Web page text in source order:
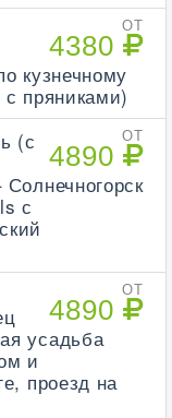
ОТ
4380
кузнечному
пряниками)
ОТ
4890
(с
с
ОТ
4890
усадьба
и
проезд на